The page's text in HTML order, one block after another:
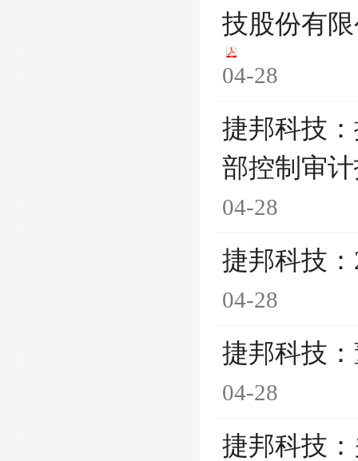
技股份有
04-28
捷邦科技
部控制审
04-28
捷邦科技
04-28
捷邦科技
04-28
捷邦科技